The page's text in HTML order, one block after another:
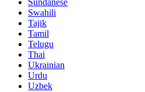
Sundanese
Swahili
Tajik
Tamil
Telugu
Thai
Ukrainian
Urdu
Uzbek